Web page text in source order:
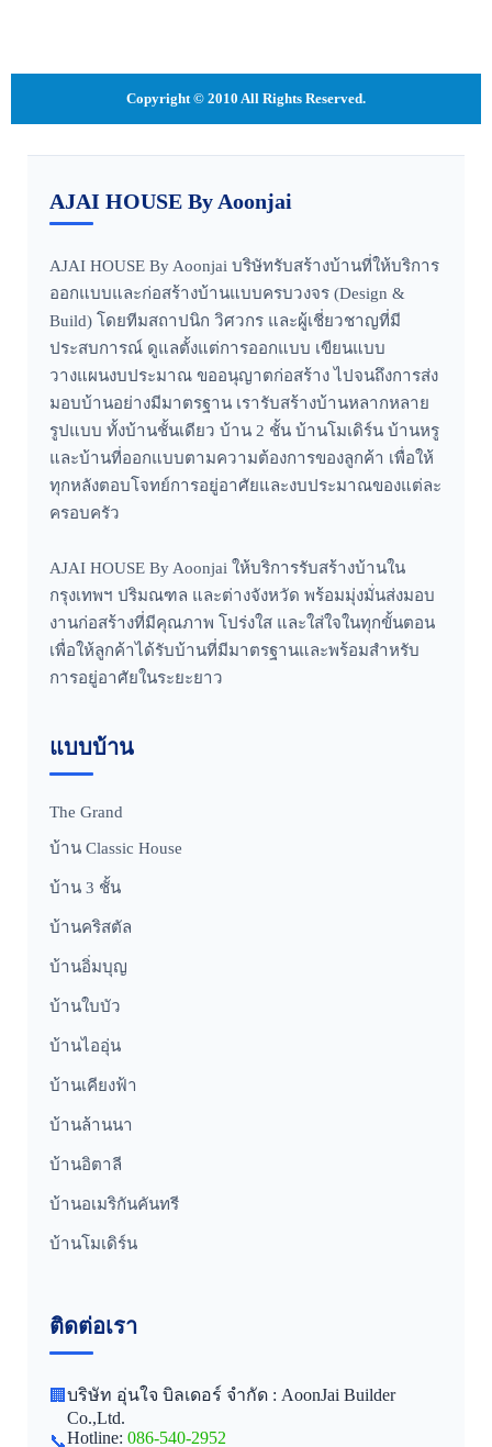
Copyright © 2010 All Rights Reserved.
AJAI HOUSE By Aoonjai
AJAI HOUSE By Aoonjai บริษัทรับสร้างบ้านที่ให้บริการ
ออกแบบและก่อสร้างบ้านแบบครบวงจร (Design &
Build) โดยทีมสถาปนิก วิศวกร และผู้เชี่ยวชาญที่มี
ประสบการณ์ ดูแลตั้งแต่การออกแบบ เขียนแบบ
วางแผนงบประมาณ ขออนุญาตก่อสร้าง ไปจนถึงการส่ง
มอบบ้านอย่างมีมาตรฐาน เรารับสร้างบ้านหลากหลาย
รูปแบบ ทั้งบ้านชั้นเดียว บ้าน 2 ชั้น บ้านโมเดิร์น บ้านหรู
และบ้านที่ออกแบบตามความต้องการของลูกค้า เพื่อให้
ทุกหลังตอบโจทย์การอยู่อาศัยและงบประมาณของแต่ละ
ครอบครัว
AJAI HOUSE By Aoonjai ให้บริการรับสร้างบ้านใน
กรุงเทพฯ ปริมณฑล และต่างจังหวัด พร้อมมุ่งมั่นส่งมอบ
งานก่อสร้างที่มีคุณภาพ โปร่งใส และใส่ใจในทุกขั้นตอน
เพื่อให้ลูกค้าได้รับบ้านที่มีมาตรฐานและพร้อมสำหรับ
การอยู่อาศัยในระยะยาว
แบบบ้าน
The Grand
บ้าน Classic House
บ้าน 3 ชั้น
บ้านคริสตัล
บ้านอิ่มบุญ
บ้านใบบัว
บ้านไออุ่น
บ้านเคียงฟ้า
บ้านล้านนา
บ้านอิตาลี
บ้านอเมริกันคันทรี
บ้านโมเดิร์น
ติดต่อเรา
🏢 บริษัท อุ่นใจ บิลเดอร์ จำกัด : AoonJai Builder
Co.,Ltd.
📞Hotline: 086-540-2952